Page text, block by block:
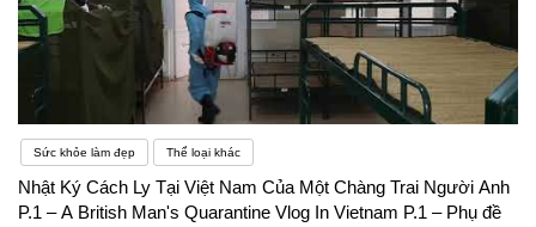
Sức khỏe làm đẹp Thể loại khác
Nhật Ký Cách Ly Tại Việt Nam Của Một Chàng Trai Người Anh
P.1 – A British Man's Quarantine Vlog In Vietnam P.1 – Phụ đề